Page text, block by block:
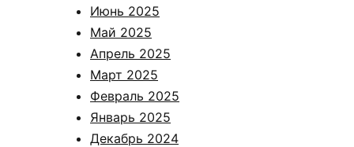
Июнь 2025
Май 2025
Апрель 2025
Март 2025
Февраль 2025
Январь 2025
Декабрь 2024